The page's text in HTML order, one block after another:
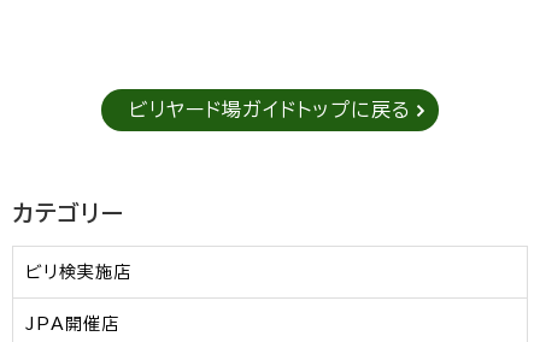
ビリヤード場ガイドトップに戻る
カテゴリー
ビリ検実施店
JPA開催店